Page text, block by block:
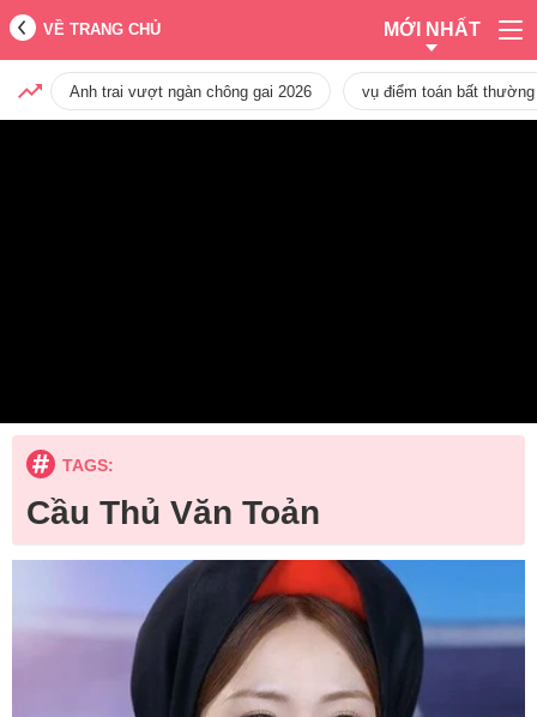
VỀ TRANG CHỦ MỚI NHẤT
Anh trai vượt ngàn chông gai 2026 vụ điểm toán bất
TAGS:
Cầu Thủ Văn Toản